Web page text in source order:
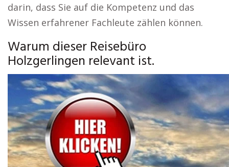
darin, dass Sie auf die Kompetenz und das
Wissen erfahrener Fachleute zählen können.
Warum dieser Reisebüro
Holzgerlingen relevant ist.